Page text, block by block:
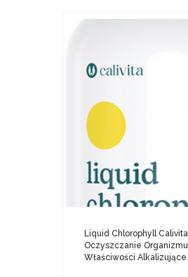
Liquid Chlorophyll Calivita,
Oczyszczanie Organizmu,
Właściwości Alkalizujące